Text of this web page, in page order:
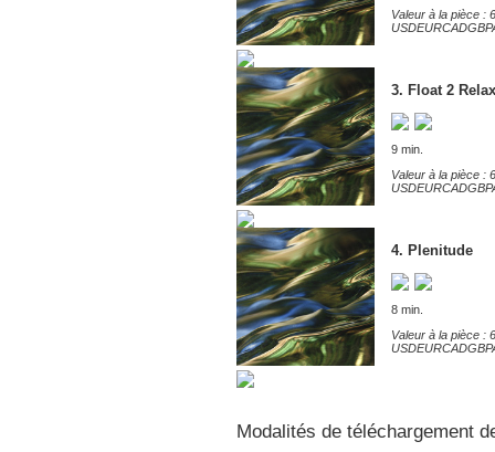
Valeur à la pièce :
USDEURCADGBP
3. Float 2 Relax
9 min.
Valeur à la pièce :
USDEURCADGBP
4. Plenitude
8 min.
Valeur à la pièce :
USDEURCADGBP
Modalités de téléchargement